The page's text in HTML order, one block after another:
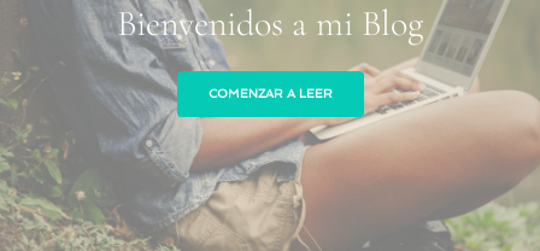
Bienvenidos a mi Blog
COMENZAR A LEER